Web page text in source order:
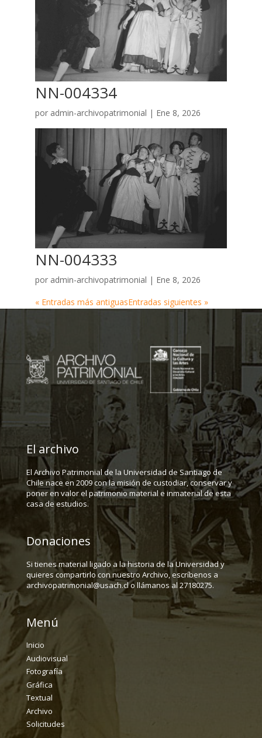
NN-004334
por admin-archivopatrimonial | Ene 8, 2026
NN-004333
por admin-archivopatrimonial | Ene 8, 2026
« Entradas más antiguasEntradas siguientes »
El archivo
El Archivo Patrimonial de la Universidad de Santiago de
Chile nace en 2009 con la misión de custodiar, conservar y
poner en valor el patrimonio material e inmaterial de esta
casa de estudios.
Donaciones
Si tienes material ligado a la historia de la Universidad y
quieres compartirlo con nuestro Archivo, escríbenos a
archivopatrimonial@usach.cl o llámanos al 27180275.
Menú
Inicio
Audiovisual
Fotografía
Gráfica
Textual
Archivo
Solicitudes